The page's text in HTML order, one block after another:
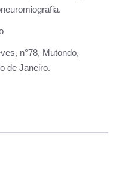
n°78, Mutondo,
de Janeiro.